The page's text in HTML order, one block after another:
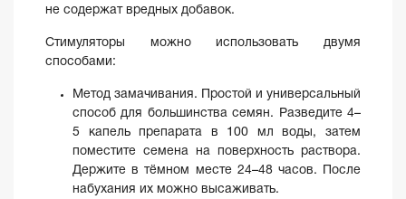
не содержат вредных добавок.
Стимуляторы можно использовать двумя
способами:
Метод замачивания. Простой и универсальный
способ для большинства семян. Разведите 4–
5 капель препарата в 100 мл воды, затем
поместите семена на поверхность раствора.
Держите в тёмном месте 24–48 часов. После
набухания их можно высаживать.